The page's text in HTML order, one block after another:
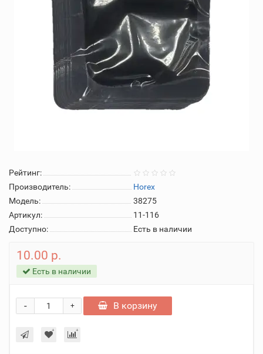
Рейтинг:
Производитель:
Horex
Модель:
38275
Артикул:
11-116
Доступно:
Есть в наличии
10.00 р.
Есть в наличии
+
- В корзину